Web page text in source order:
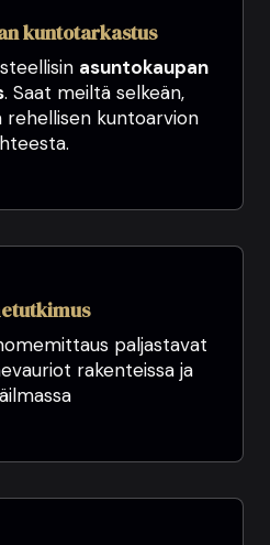
kuntotarkastus
asuntokaupan
. Saat meiltä selkeän,
kuntoarvion
paljastavat
rakenteissa ja